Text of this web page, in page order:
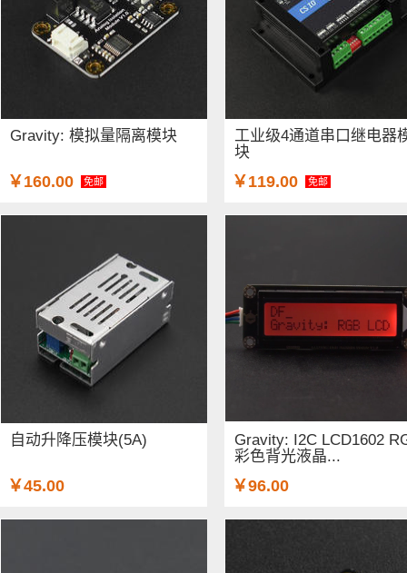
Gravity: 模拟量隔离模块
￥160.00 免邮
工业级4通道串口继电器
块
￥119.00 免邮
自动升降压模块(5A)
￥45.00
Gravity: I2C LCD1602
彩色背光液晶...
￥96.00